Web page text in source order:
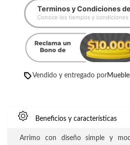
Terminos y Condiciones
Conoce los tiempos y condiciones
Vendido y entregado por
Beneficios y características
Arrimo con diseño simple y